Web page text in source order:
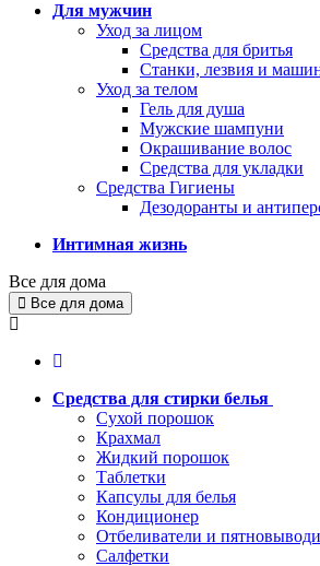
Для мужчин
Уход за лицом
Средства для бритья
Станки, лезвия и
Уход за телом
Гель для душа
Мужские шампуни
Окрашивание волос
Средства для укладки
Средства Гигиены
Дезодоранты и
Интимная жизнь
Все для дома
Все для дома
Средства для стирки белья
Сухой порошок
Крахмал
Жидкий порошок
Таблетки
Капсулы для белья
Кондиционер
Отбеливатели и
Салфетки